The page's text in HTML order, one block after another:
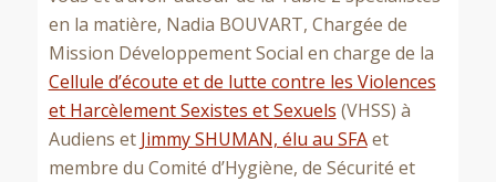
en la matière, Nadia BOUVART, Chargée de
Mission Développement Social en charge de la
Cellule d’écoute et de lutte contre les Violences
et Harcèlement Sexistes et Sexuels (VHSS) à
Audiens et Jimmy SHUMAN, élu au SFAet
membre du Comité d’Hygiène, de Sécurité et